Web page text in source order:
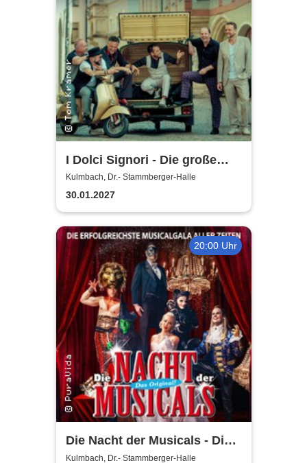
I Dolci Signori - Die große
Nacht der italienischen
Welthits
Kulmbach, Dr.- Stammberger-Halle
30.01.2027
20:00 Uhr
Die Nacht der Musicals - Die
erfolgreichste Musicalgala
Kulmbach, Dr.- Stammberger-Halle